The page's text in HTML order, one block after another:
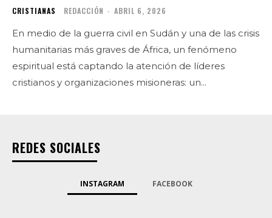
CRISTIANAS REDACCIÓN - ABRIL 6, 2026
En medio de la guerra civil en Sudán y una de las crisis
humanitarias más graves de África, un fenómeno
espiritual está captando la atención de líderes
cristianos y organizaciones misioneras: un...
REDES SOCIALES
INSTAGRAM FACEBOOK